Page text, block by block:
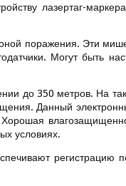
лазертаг-
поражения. Эти
Могут быть
до 350 метров. На
Данный
условиях.
регистрацию